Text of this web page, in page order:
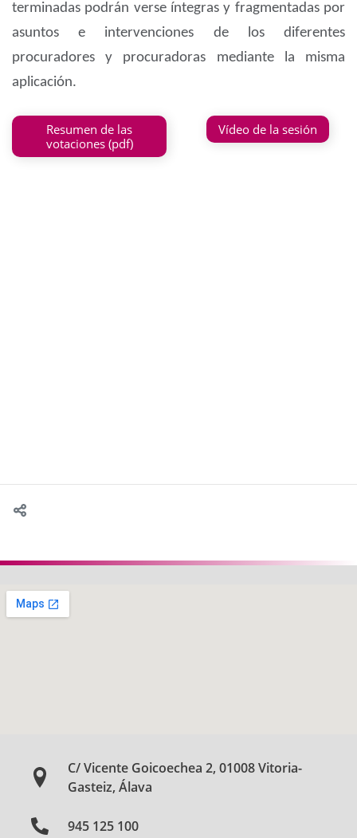
terminadas podrán verse íntegras y fragmentadas por
asuntos e intervenciones de los diferentes
procuradores y procuradoras mediante la misma
aplicación.
Resumen de las
votaciones (pdf)
Vídeo de la sesión
C/ Vicente Goicoechea 2, 01008 Vitoria-
Gasteiz, Álava
945 125 100